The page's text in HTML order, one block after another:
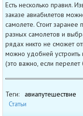
Есть несколько правил.
заказе авиабилетов
самолете. Стоит заранее
разных самолетов и
рядах никто не сможет
можно удобней
(это важно, если
Теги: авиапутешествие
Статьи